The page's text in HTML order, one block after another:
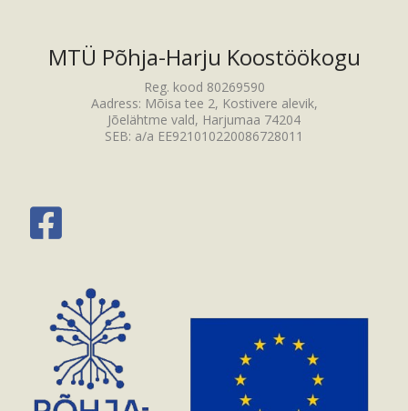
MTÜ Põhja-Harju Koostöökogu
Reg. kood 80269590
Aadress: Mõisa tee 2, Kostivere alevik,
Jõelähtme vald, Harjumaa 74204
SEB: a/a EE921010220086728011